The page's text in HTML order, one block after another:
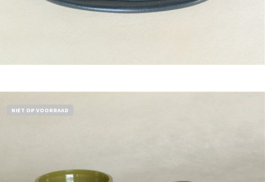
NIET OP VOORRAAD